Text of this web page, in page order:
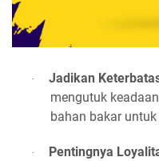
· Jadikan
mengutuk
bahan bakar
· Pentingnya